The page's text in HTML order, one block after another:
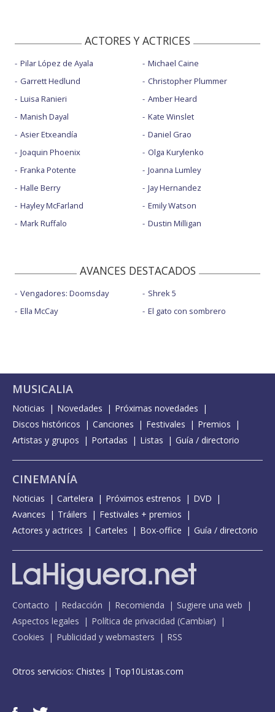
ACTORES Y ACTRICES
Pilar López de Ayala
Garrett Hedlund
Luisa Ranieri
Manish Dayal
Asier Etxeandía
Joaquin Phoenix
Franka Potente
Halle Berry
Hayley McFarland
Mark Ruffalo
Michael Caine
Christopher Plummer
Amber Heard
Kate Winslet
Daniel Grao
Olga Kurylenko
Joanna Lumley
Jay Hernandez
Emily Watson
Dustin Milligan
AVANCES DESTACADOS
Vengadores: Doomsday
Ella McCay
Shrek 5
El gato con sombrero
MUSICALIA
Noticias Novedades
Próximas novedades
Discos históricos
Canciones Festivales
Premios
Artistas y grupos
Portadas Listas Guía / directorio
CINEMANÍA
Noticias Cartelera Próximos estrenos
DVD
Avances
Tráilers
Festivales + premios
Actores y actrices
Carteles Box-office Guía / directorio
Contacto Redacción Recomienda
Sugiere una web
Aspectos legales
Política de privacidad (Cambiar)
Cookies
Publicidad y webmasters RSS
Otros servicios: Chistes | Top10Listas.com